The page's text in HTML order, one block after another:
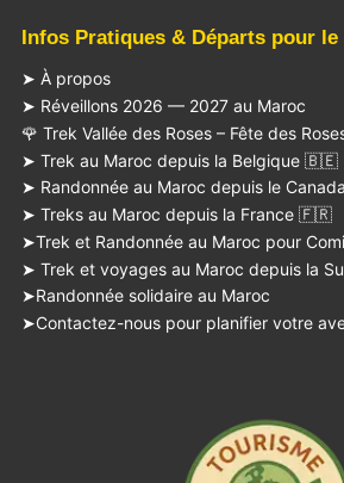
Infos Pratiques & Départs pour le
➤ À propos
➤ Réveillons 2026 — 2027 au Maroc
🌹 Trek Vallée des Roses – Fête des
➤ Trek au Maroc depuis la Belgique 🇧🇪
➤ Randonnée au Maroc depuis le
➤ Treks au Maroc depuis la France 🇫🇷
➤Trek et Randonnée au Maroc pour
➤ Trek et voyages au Maroc depuis la
➤Randonnée solidaire au Maroc
➤Contactez-nous pour planifier votre